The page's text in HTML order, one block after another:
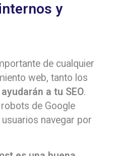
y
de cualquier
web, tanto los
ayudarán a tu SEO.
de Google
navegar por